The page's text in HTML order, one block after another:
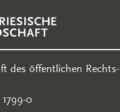
des öffentlichen Rechts-
0